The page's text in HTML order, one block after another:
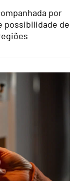
por
possibilidade de